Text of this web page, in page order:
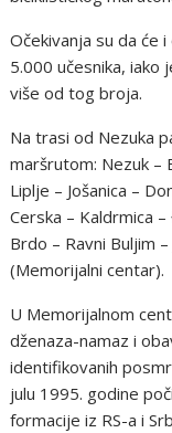
Očekivanja su da će
5.000 učesnika, iako
više od tog broja.
Na trasi od Nezuka
maršrutom: Nezuk –
Liplje – Jošanica –
Cerska – Kaldrmica
Brdo – Ravni Buljim
(Memorijalni centar).
U Memorijalnom
dženaza-namaz i
identifikovanih
julu 1995. godine
formacije iz RS-a i